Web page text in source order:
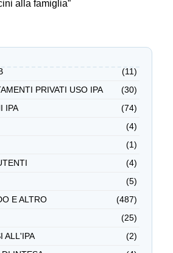
alla famiglia”
(11)
PRIVATI USO IPA
(30)
IPA
(74)
(4)
(1)
(4)
(5)
E ALTRO
(487)
(25)
ALL'IPA
(2)